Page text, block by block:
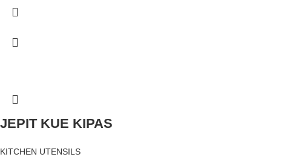
JEPIT KUE KIPAS
KITCHEN UTENSILS